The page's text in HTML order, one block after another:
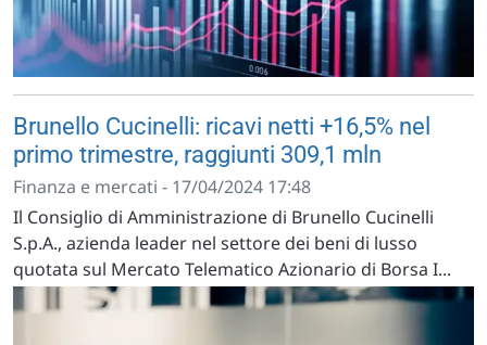
Brunello Cucinelli: ricavi netti +16,5% nel
primo trimestre, raggiunti 309,1 mln
Finanza e mercati - 17/04/2024 17:48
Il Consiglio di Amministrazione di Brunello Cucinelli
S.p.A., azienda leader nel settore dei beni di lusso
quotata sul Mercato Telematico Azionario di Borsa I...